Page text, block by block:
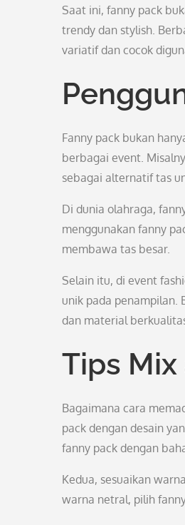
Saat ini, fanny pack
trendy dan stylish.
variatif dan cocok
Fanny pack bukan
berbagai event.
sebagai alternatif tas
Di dunia olahraga,
menggunakan fanny
membawa tas besar.
Selain itu, di event
unik pada penampilan.
dan material
Tips
Bagaimana cara
pack dengan desain
fanny pack dengan
Kedua, sesuaikan
warna netral, pilih